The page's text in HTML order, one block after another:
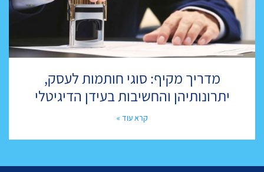
מדריך מקיף: סוגי חותמות לעסק,
יתרונותיהן והחשיבות בעידן הדיגיטלי
קרא עוד »